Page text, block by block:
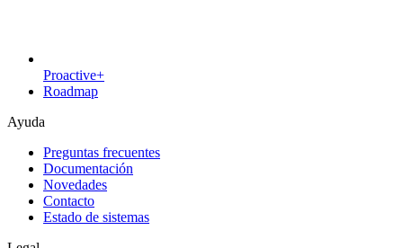
Proactive+
Roadmap
Ayuda
Preguntas frecuentes
Documentación
Novedades
Contacto
Estado de sistemas